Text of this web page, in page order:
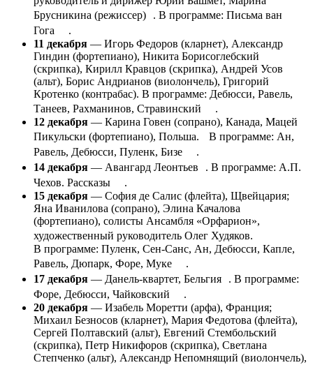
Брусникина (режиссер) . В программе: Письма ван
Гога .
11 декабря — Игорь Федоров (кларнет), Александр
Гиндин (фортепиано), Никита Борисоглебский
(скрипка), Кирилл Кравцов (скрипка), Андрей Усов
(альт), Борис Андрианов (виолончель), Григорий
Кротенко (контрабас). В программе: Дебюсси, Равель,
Танеев, Рахманинов, Стравинский .
12 декабря — Карина Говен (сопрано), Канада, Мацей
Пикульски (фортепиано), Польша. В программе: Ан,
Равель, Дебюсси, Пуленк, Бизе .
14 декабря — Авангард Леонтьев . В программе: А.П.
Чехов. Рассказы .
15 декабря — София де Салис (флейта), Щвейцария;
Яна Иванилова (сопрано), Элина Качалова
(фортепиано), солисты Ансамбля «Орфарион»,
художественный руководитель Олег Худяков.
В программе: Пуленк, Сен-Санс, Ан, Дебюсси, Капле,
Равель, Дюпарк, Форе, Муке .
17 декабря — Данель-квартет, Бельгия . В программе:
Форе, Дебюсси, Чайковский .
20 декабря — Изабель Моретти (арфа), Франция;
Михаил Безносов (кларнет), Мария Федотова (флейта),
Сергей Полтавский (альт), Евгений Стембольский
(скрипка), Петр Никифоров (скрипка), Светлана
Степченко (альт), Александр Непомнящий (виолончель),